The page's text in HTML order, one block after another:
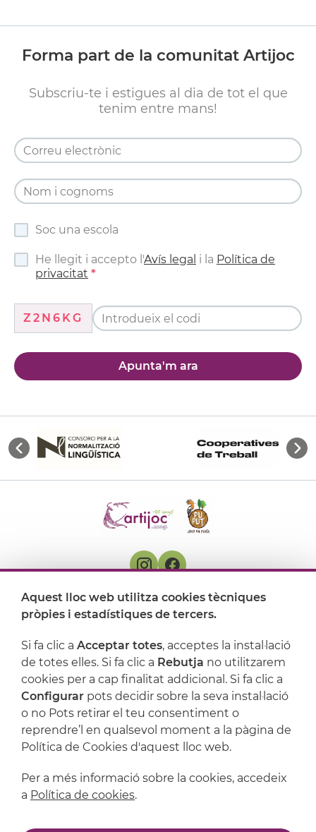
Forma part de la comunitat Artijoc
Subscriu-te i estigues al dia de tot el que
tenim entre mans!
Soc una escola
He llegit i accepto l'Avís legal i la Política de
privacitat
Z2N6KG
Apunta'm ara
On ens trobem
Suport
Aquest lloc web utilitza cookies tècniques
pròpies i estadístiques de tercers.
Si fa clic a Acceptar totes, acceptes la instal·lació
de totes elles. Si fa clic a Rebutja no utilitzarem
cookies per a cap finalitat addicional. Si fa clic a
Configurar pots decidir sobre la seva instal·lació
o no Pots retirar el teu consentiment o
reprendre’l en qualsevol moment a la pàgina de
Política de Cookies d'aquest lloc web.
Per a més informació sobre la cookies, accedeix
a Política de cookies.